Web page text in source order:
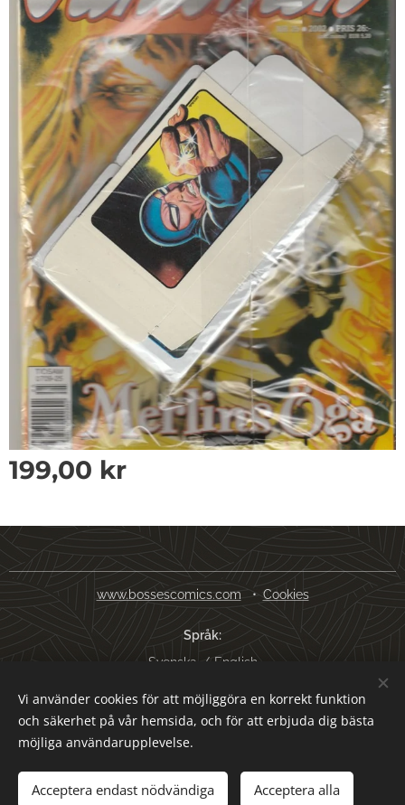
199,00 kr
Tillfälligt slut
www.bossescomics.com Cookies
Språk
Svenska
English
Valutor
SEK kr
USD $ EUR € AUD $
Vi använder cookies för att möjliggöra en korrekt funktion
och säkerhet på vår hemsida, och för att erbjuda dig bästa
möjliga användarupplevelse.
Acceptera endast nödvändiga Acceptera alla